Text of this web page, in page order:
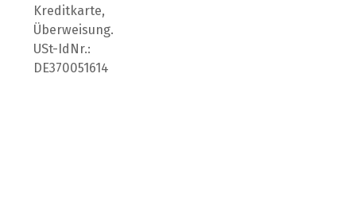
Kreditkarte,
Überweisung.
USt-IdNr.:
DE370051614